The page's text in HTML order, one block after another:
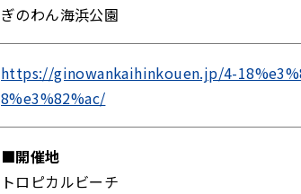
ぎのわん海浜公園
https://ginowankaihinkouen.jp/4-
8%e3%82%ac/
■開催地
トロピカルビーチ